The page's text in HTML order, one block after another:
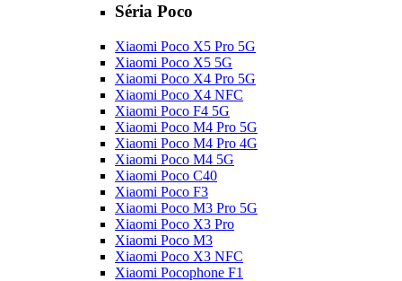
Séria Poco
Xiaomi Poco X5 Pro 5G
Xiaomi Poco X5 5G
Xiaomi Poco X4 Pro 5G
Xiaomi Poco X4 NFC
Xiaomi Poco F4 5G
Xiaomi Poco M4 Pro 5G
Xiaomi Poco M4 Pro 4G
Xiaomi Poco M4 5G
Xiaomi Poco C40
Xiaomi Poco F3
Xiaomi Poco M3 Pro 5G
Xiaomi Poco X3 Pro
Xiaomi Poco M3
Xiaomi Poco X3 NFC
Xiaomi Pocophone F1